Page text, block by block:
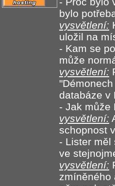
bylo
vysvětlení:
uložil na
- Kam se
může
vysvětlení:
databáze v
- Jak může
vysvětlení:
schopnost
- Lister měl
ve
vysvětlení:
zmíněného